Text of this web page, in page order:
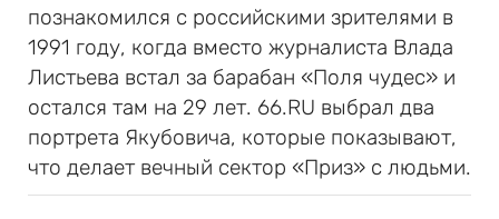
познакомился с российскими зрителями в
1991 году, когда вместо журналиста Влада
Листьева встал за барабан «Поля чудес» и
остался там на 29 лет. 66.RU выбрал два
портрета Якубовича, которые показывают,
что делает вечный сектор «Приз» с людьми.